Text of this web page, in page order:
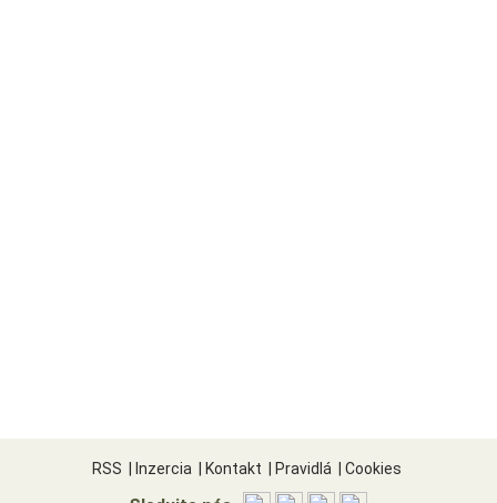
RSS Inzercia Kontakt Pravidlá Cookies